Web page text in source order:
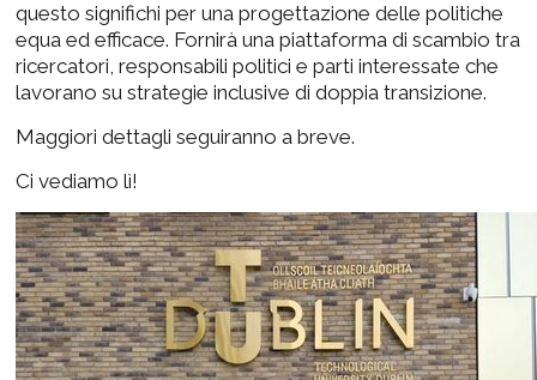
questo significhi per una progettazione delle politiche
equa ed efficace. Fornirà una piattaforma di scambio tra
ricercatori, responsabili politici e parti interessate che
lavorano su strategie inclusive di doppia transizione.
Maggiori dettagli seguiranno a breve.
Ci vediamo lì!